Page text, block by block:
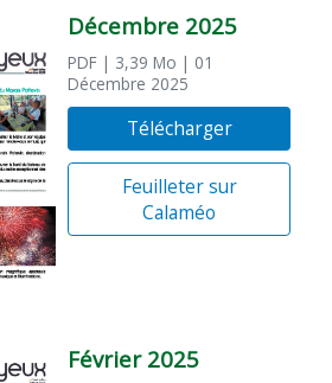
Décembre 2025
PDF | 3,39 Mo | 01
Décembre 2025
Télécharger
Feuilleter sur
Calaméo
Février 2025